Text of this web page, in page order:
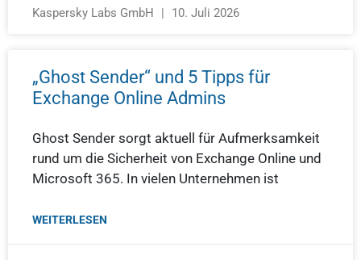
Kaspersky Labs GmbH 10. Juli 2026
„Ghost Sender“ und 5 Tipps für
Exchange Online Admins
Ghost Sender sorgt aktuell für Aufmerksamkeit
rund um die Sicherheit von Exchange Online und
Microsoft 365. In vielen Unternehmen ist
WEITERLESEN